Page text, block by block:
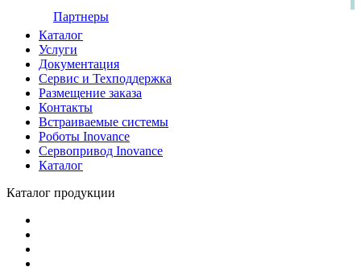
Партнеры
Каталог
Услуги
Документация
Сервис и Техподдержка
Размещение заказа
Контакты
Встраиваемые системы
Роботы Inovance
Сервопривод Inovance
Каталог
Каталог продукции